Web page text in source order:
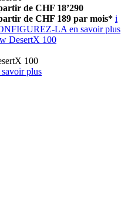
de CHF 18’290
de CHF 189 par mois* i
LA en savoir plus
DesertX 100
100
savoir plus